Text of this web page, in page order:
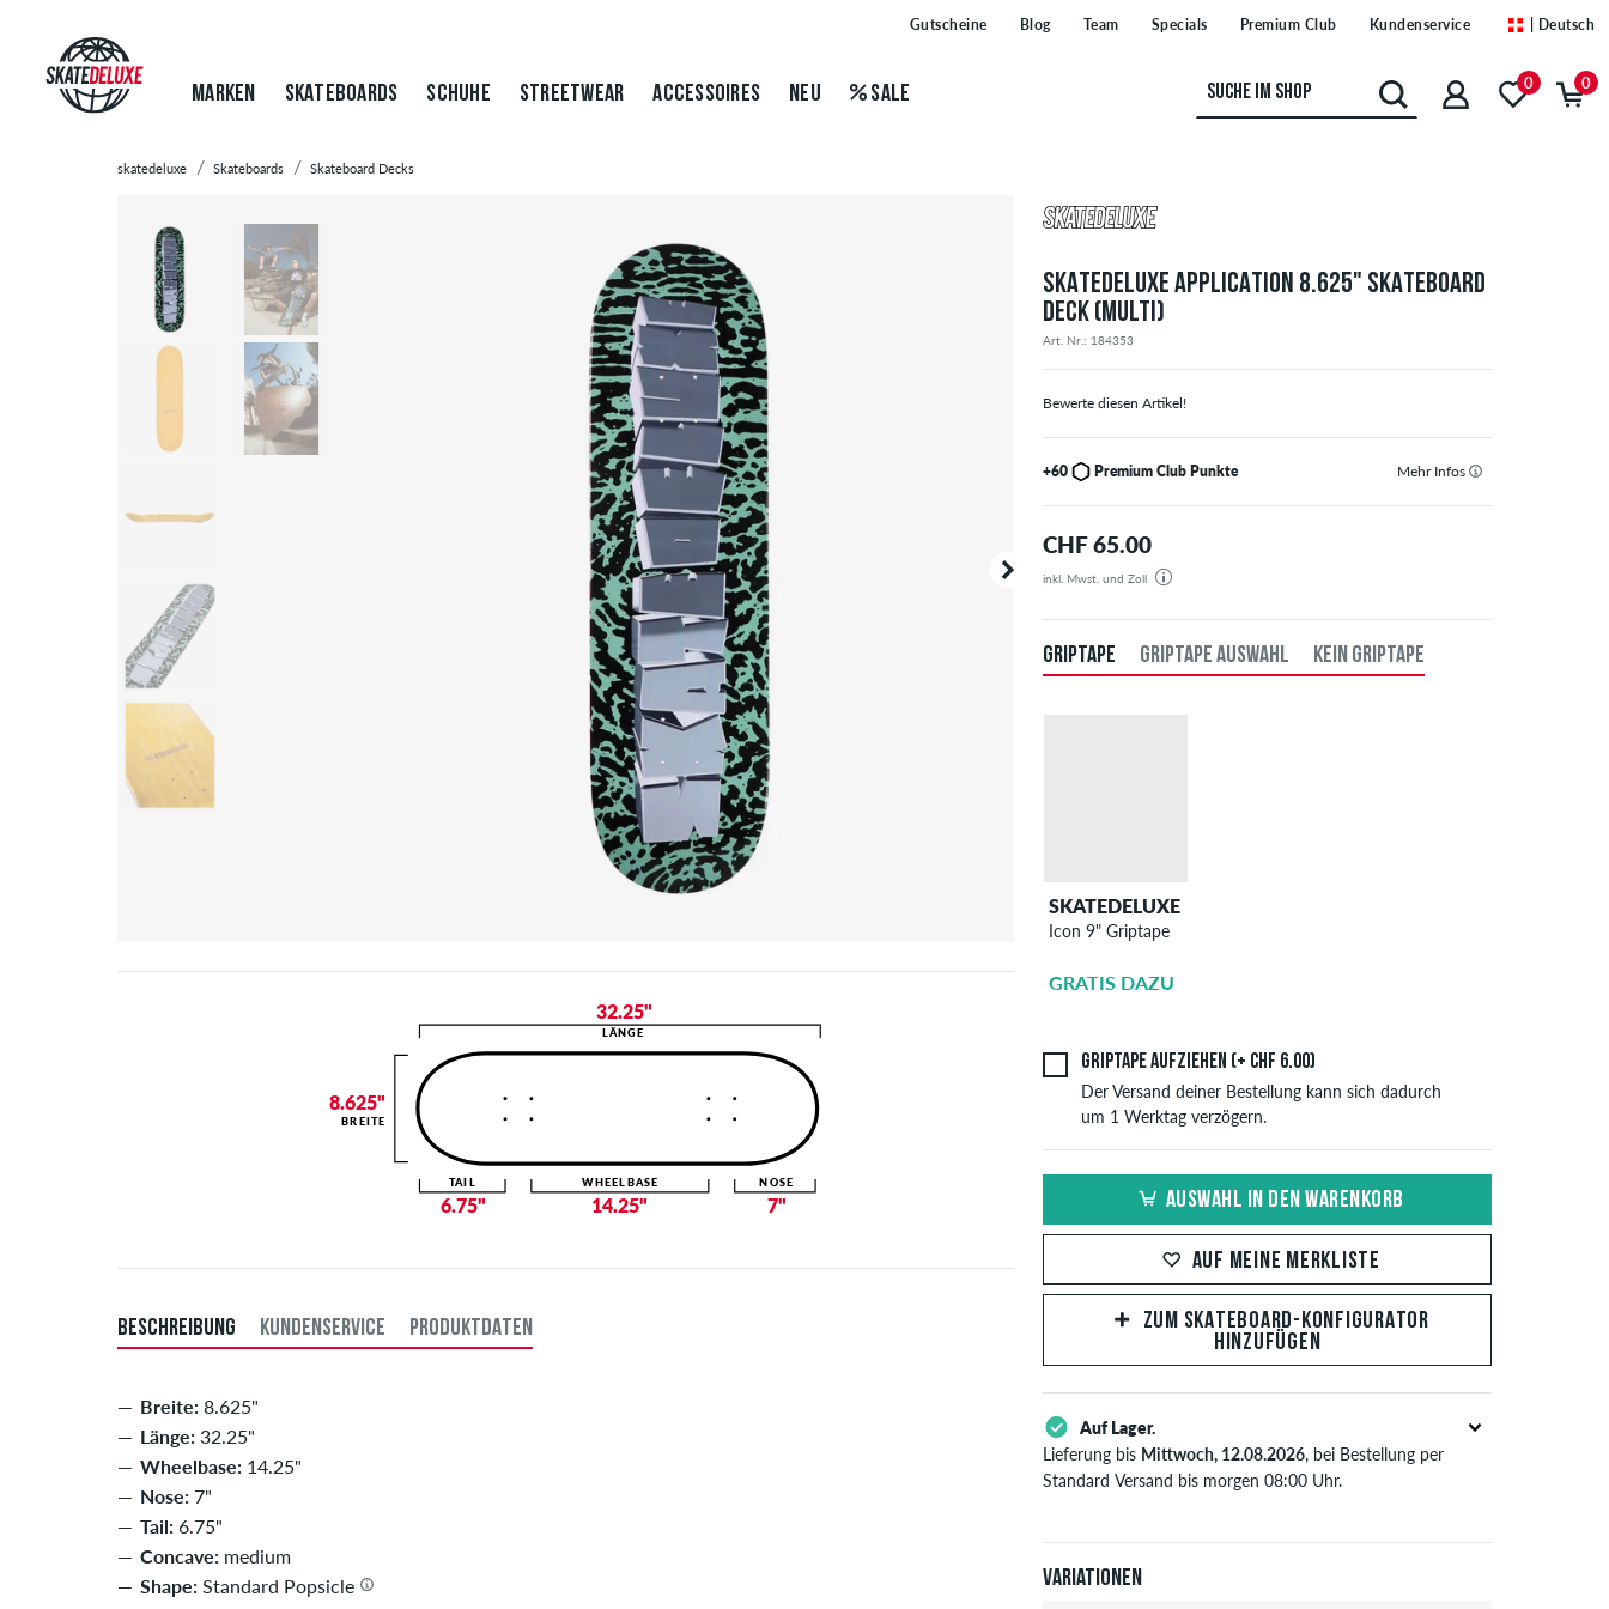
Gutscheine Blog Team Specials Premium Club Kundenservice | Deutsch
MARKEN SKATEBOARDS SCHUHE STREETWEAR ACCESSOIRES NEU SALE 0 0
skatedeluxe Skateboards Skateboard Decks
SKATEDELUXE APPLICATION 8.625" SKATEBOARD
DECK (MULTI)
Art. Nr.: 184353
Bewerte diesen Artikel!
+60 Premium Club Punkte Mehr Infos
CHF 65.00
inkl. Mwst. und Zoll
Deine Bestellung wird aus unserem Lager in Deutschland verschickt. Alle Steuern und Zölle sind in dem
GRIPTAPE GRIPTAPE AUSWAHL KEIN GRIPTAPE
SKATEDELUXE
Icon 9" Griptape
GRATIS DAZU
Griptape aufziehen (+ CHF 6.00)
Der Versand deiner Bestellung kann sich dadurch
um 1 Werktag verzögern.
AUSWAHL IN DEN WARENKORB
AUF MEINE MERKLISTE
ZUM SKATEBOARD-KONFIGURATOR
HINZUFÜGEN
Auf Lager.
Lieferung bis Mittwoch, 12.08.2026, bei Bestellung per
Standard Versand bis morgen 08:00 Uhr.
versendet. Weitere Infos zu
Variationen
BESCHREIBUNG KUNDENSERVICE PRODUKTDATEN
Breite: 8.625"
Länge: 32.25"
Wheelbase: 14.25"
Nose: 7"
Tail: 6.75"
Concave: medium
Shape: Standard Popsicle
32.25"
LÄNGE
14.25"
WHEELBASE
7"
NOSE
6.75"
TAIL
8.625"
BREITE